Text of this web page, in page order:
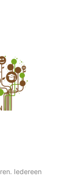
Iedereen